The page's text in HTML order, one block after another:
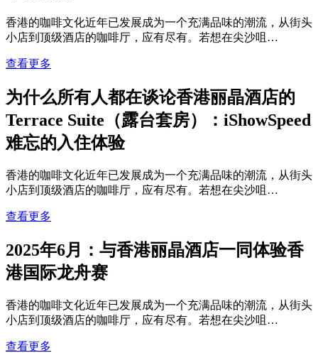
香港的咖啡文化近年已发展成为一个充满品味的潮流，从街头
小店到顶级酒店的咖啡厅，应有尽有。若想在尖沙咀…
查看更多
为什么所有人都在谈论香港丽晶酒店的
Terrace Suite（露台套房）：iShowSpeed
难忘的入住体验
香港的咖啡文化近年已发展成为一个充满品味的潮流，从街头
小店到顶级酒店的咖啡厅，应有尽有。若想在尖沙咀…
查看更多
2025年6月：与香港丽晶酒店一同体验香
港国际龙舟赛
香港的咖啡文化近年已发展成为一个充满品味的潮流，从街头
小店到顶级酒店的咖啡厅，应有尽有。若想在尖沙咀…
查看更多